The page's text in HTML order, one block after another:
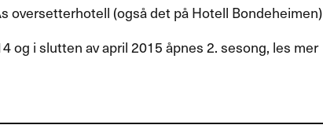
oversetterhotell (også det på Hotell Bondeheimen)
og i slutten av april 2015 åpnes 2. sesong, les mer